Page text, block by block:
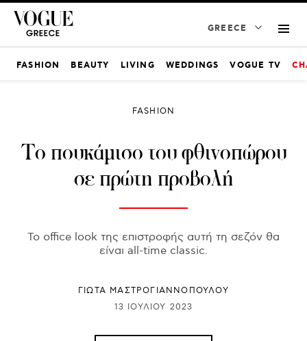
GREECE
FASHION BEAUTY LIVING WEDDINGS VOGUE TV
FASHION
Το πουκάμισο του φθινοπώρου
σε πρώτη προβολή
Το office look της επιστροφής αυτή τη σεζόν θα
είναι all-time classic.
ΓΙΩΤΑ ΜΑΣΤΡΟΓΙΑΝΝΟΠΟΥΛΟΥ
13 ΙΟΥΛΊΟΥ 2023